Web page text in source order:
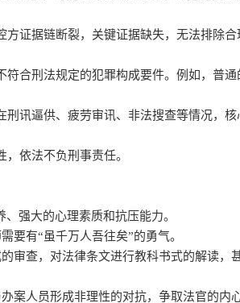
方证据链断裂，关键证据缺失，无法排除
合刑法规定的犯罪构成要件。例如，普通
刑讯逼供、疲劳审讯、非法搜查等情况，
依法不负刑事责任。
强大的心理素质和抗压能力。
要有“虽千万人吾往矣”的勇气。
审查，对法律条文进行教科书式的解读，
案人员形成非理性的对抗，争取法官的内